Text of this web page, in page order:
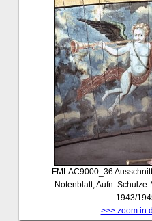
FMLAC9000_36
Notenblatt, Aufn.
1943/
>>> zoom in